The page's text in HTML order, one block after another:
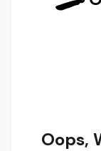
Oops,